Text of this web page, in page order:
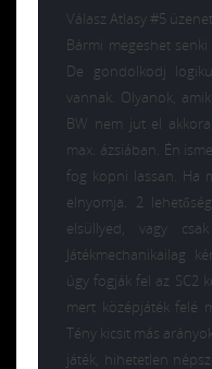
Válasz Atlasy #5
Bármi megeshet
De gondolkodj
vannak. Olyanok,
BW nem jut el
max. ázsiában. Én
fog kopni lassan. Ha
elnyomja. 2
elsüllyed, vagy
Játékmechanikailag
úgy fogják fel az SC2
mert középjáték felé
Tény kicsit más
játék, hihetetlen